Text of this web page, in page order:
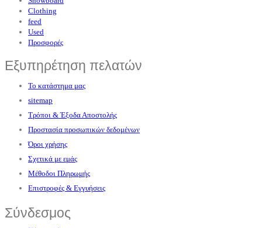
Clothing
feed
Used
Προσφορές
Εξυπηρέτηση πελατών
Το κατάστημα μας
sitemap
Τρόποι & Έξοδα Αποστολής
Προστασία προσωπικών δεδομένων
Όροι χρήσης
Σχετικά με εμάς
Μέθοδοι Πληρωμής
Επιστροφές & Εγγυήσεις
Σύνδεσμος